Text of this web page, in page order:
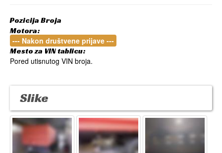
Pozicija Broja
Motora:
--- Nakon društvene prijave ---
Mesto za VIN tablicu:
Pored utisnutog VIN broja.
Slike